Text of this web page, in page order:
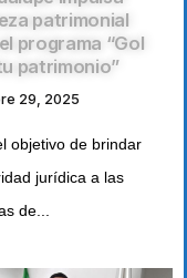
patrimonial
programa “Gol
patrimonio”
29, 2025
objetivo de brindar
jurídica a las
de...